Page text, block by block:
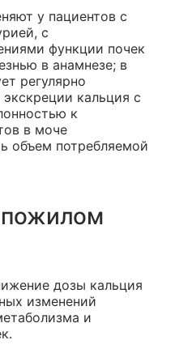
у пациентов с
с
функции почек
в анамнезе; в
регулярно
кальция с
к
в моче
объем потребляемой
дозы кальция
изменений
и